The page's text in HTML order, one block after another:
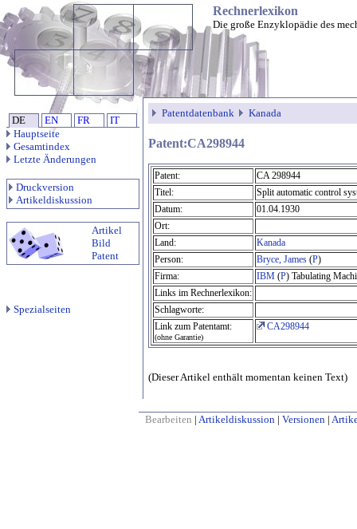
Rechnerlexikon
Die große Enzyklopädie des
DE EN FR
IT
Hauptseite
Gesamtindex
Letzte Änderungen
Druckversion
Artikeldiskussion
Artikel
Bild
Patent
Spezialseiten
Patentdatenbank Kanada
Patent:CA298944
Patent:
CA 298944
Titel:
Split automatic control
Datum:
01.04.1930
Ort:
Land:
Kanada
Person:
Bryce, James (P)
Firma:
IBM (P) Tabulating
Links im Rechnerlexikon:
Schlagworte:
Link zum Patentamt:
(ohne Garantie)
CA298944
(Dieser Artikel enthält momentan keinen Text)
Bearbeiten | Artikeldiskussion | Versionen |